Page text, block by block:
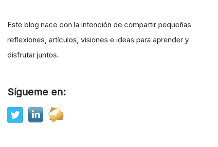
Este blog nace con la intención de compartir pequeñas
reflexiones, artículos, visiones e ideas para aprender y
disfrutar juntos.
Sígueme en: